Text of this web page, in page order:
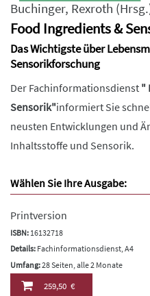
Buchinger, Rexroth
Food Ingredients &
Das Wichtigste über
Sensorikforschung
Der Fachinformationsdienst "
Sensorik"informiert Sie
neusten Entwicklungen und
Inhaltsstoffe und Sensorik.
Wählen Sie Ihre Ausgabe:
Printversion
ISBN: 16132718
Details: Fachinformationsdienst, A4
Umfang:28 Seiten, alle 2 Monate
259,50 €